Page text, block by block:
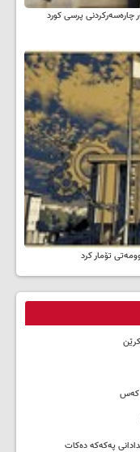
چاره‌سه‌ركردنی پرسی كورد
تۆمار کرد
پەکەکە دەکات